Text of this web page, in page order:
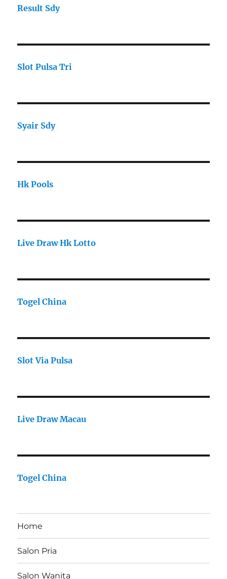
Result Sdy
Slot Pulsa Tri
Syair Sdy
Hk Pools
Live Draw Hk Lotto
Togel China
Slot Via Pulsa
Live Draw Macau
Togel China
Home
Salon Pria
Salon Wanita